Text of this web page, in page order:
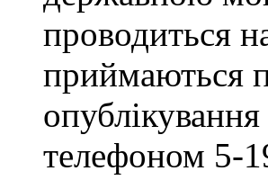
проводиться
приймаються
телефоном 5-